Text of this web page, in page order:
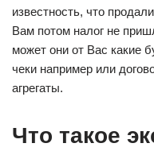
известность, что
Вам потом налог не
может они от Вас какие
чеки например или
агрегаты.
Что такое